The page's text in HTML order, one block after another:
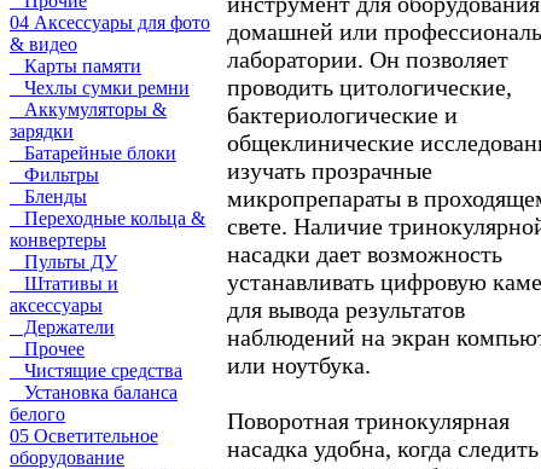
04 Аксессуары для фото
& видео
Карты памяти
Чехлы сумки ремни
Аккумуляторы &
зарядки
Батарейные блоки
Фильтры
Бленды
Переходные кольца &
конвертеры
Пульты ДУ
Штативы и
аксессуары
Держатели
Прочее
Чистящие средства
Установка баланса
белого
05 Осветительное
оборудование
домашней или
лаборатории. Он позволяет
проводить цитологические,
бактериологические и
общеклинические
изучать прозрачные
микропрепараты в
свете. Наличие
насадки дает возможность
устанавливать цифровую
для вывода результатов
наблюдений на экран
или ноутбука.
Поворотная тринокулярная
насадка удобна, когда